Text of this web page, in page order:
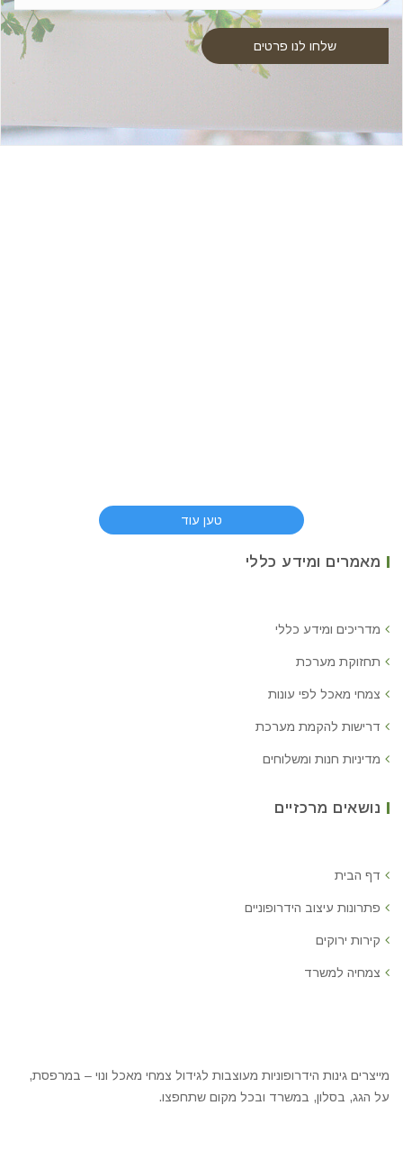
טען עוד
מאמרים ומידע כללי
מדריכים ומידע כללי
תחזוקת מערכת
צמחי מאכל לפי עונות
דרישות להקמת מערכת
מדיניות חנות ומשלוחים
נושאים מרכזיים
דף הבית
פתרונות עיצוב הידרופוניים
קירות ירוקים
צמחיה למשרד
מייצרים גינות הידרופוניות מעוצבות לגידול צמחי מאכל ונוי – במרפסת,
על הגג, בסלון, במשרד ובכל מקום שתחפצו.